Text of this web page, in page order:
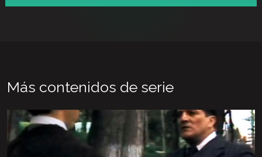
Más contenidos de serie